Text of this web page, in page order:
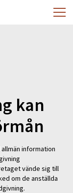
kan
information
vände sig till
om de anställda